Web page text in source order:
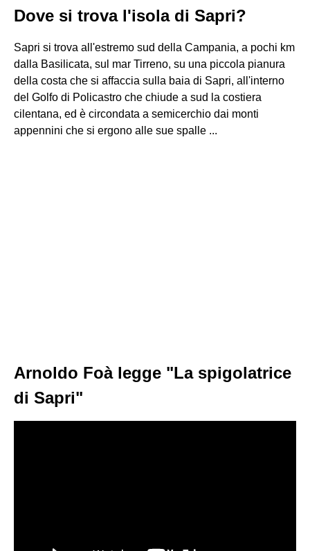
Dove si trova l'isola di Sapri?
Sapri si trova all'estremo sud della Campania, a pochi km
dalla Basilicata, sul mar Tirreno, su una piccola pianura
della costa che si affaccia sulla baia di Sapri, all'interno
del Golfo di Policastro che chiude a sud la costiera
cilentana, ed è circondata a semicerchio dai monti
appennini che si ergono alle sue spalle ...
Arnoldo Foà legge "La spigolatrice
di Sapri"